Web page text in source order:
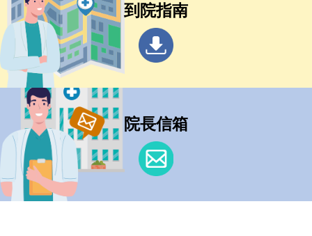
到院指南
院長信箱